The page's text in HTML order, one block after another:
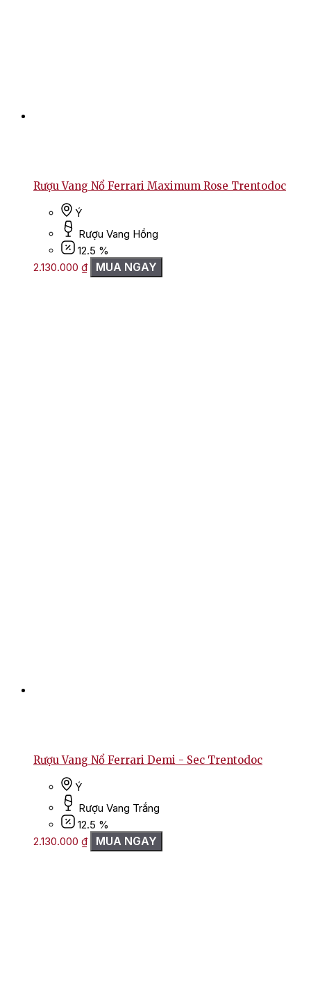
Rượu Vang Nổ Ferrari Maximum Rose Trentodoc
Ý
Rượu Vang Hồng
12.5 %
2.130.000 ₫ MUA NGAY
Rượu Vang Nổ Ferrari Demi - Sec Trentodoc
Ý
Rượu Vang Trắng
12.5 %
2.130.000 ₫ MUA NGAY